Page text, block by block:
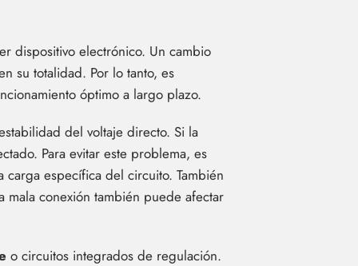
dispositivo electrónico. Un cambio
su totalidad. Por lo tanto, es
óptimo a largo plazo.
del voltaje directo. Si la
Para evitar este problema, es
específica del circuito. También
conexión también puede afectar
o circuitos integrados de regulación.